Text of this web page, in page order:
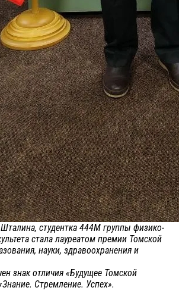
студентка 444М группы физико-
стала лауреатом премии Томской
науки, здравоохранения и
знак отличия «Будущее Томской
Стремление. Успех».